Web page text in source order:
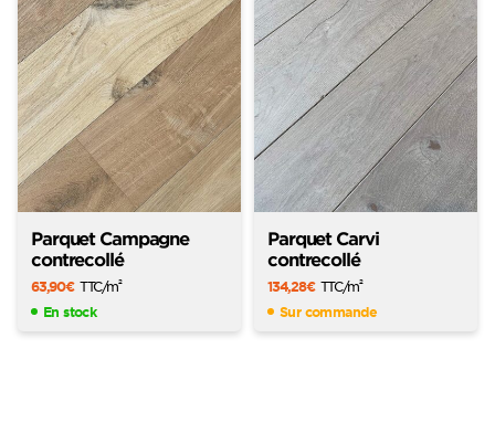
Parquet Campagne
contrecollé
63,90€ TTC/m2
En stock
Parquet Carvi
contrecollé
134,28€ TTC/m2
Sur commande